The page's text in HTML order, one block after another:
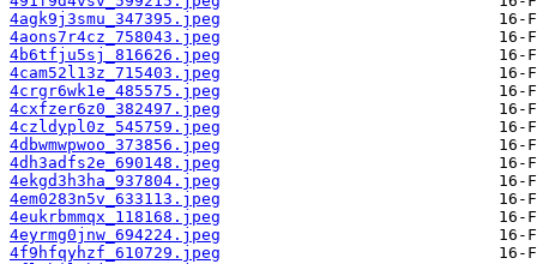
4agk9j3smu_347395.jpeg
4aons7r4cz_758043.jpeg
4b6tfju5sj_816626.jpeg
4cam52l13z_715403.jpeg
4crgr6wk1e_485575.jpeg
4cxfzer6z0_382497.jpeg
4czldypl0z_545759.jpeg
4dbwmwpwoo_373856.jpeg
4dh3adfs2e_690148.jpeg
4ekgd3h3ha_937804.jpeg
4em0283n5v_633113.jpeg
4eukrbmmqx_118168.jpeg
4eyrmg0jnw_694224.jpeg
4f9hfqyhzf_610729.jpeg